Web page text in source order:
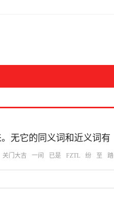
无它的同义词和近义词有
关门大吉 一间 已是 FZTL 纷 至 踏